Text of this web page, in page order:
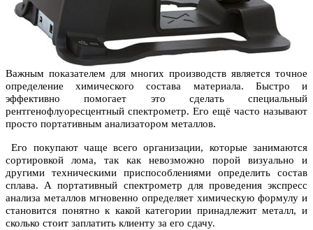
Важным показателем для многих производств является точное
определение химического состава материала. Быстро и
эффективно помогает это сделать специальный
рентгенофлуоресцентный спектрометр. Его ещё часто называют
просто портативным анализатором металлов.
Его покупают чаще всего организации, которые занимаются
сортировкой лома, так как невозможно порой визуально и
другими техническими приспособлениями определить состав
сплава. А портативный спектрометр для проведения экспресс
анализа металлов мгновенно определяет химическую формулу и
становится понятно к какой категории принадлежит металл, и
сколько стоит заплатить клиенту за его сдачу.